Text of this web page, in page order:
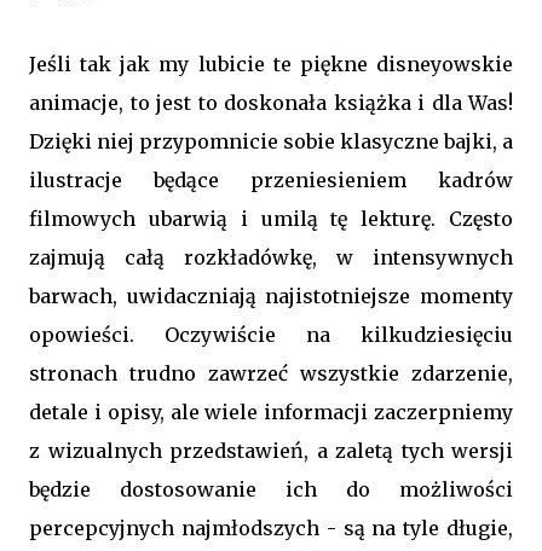
Jeśli tak jak my lubicie te piękne disneyowskie
animacje, to jest to doskonała książka i dla Was!
Dzięki niej przypomnicie sobie klasyczne bajki, a
ilustracje będące przeniesieniem kadrów
filmowych ubarwią i umilą tę lekturę. Często
zajmują całą rozkładówkę, w intensywnych
barwach, uwidaczniają najistotniejsze momenty
opowieści. Oczywiście na kilkudziesięciu
stronach trudno zawrzeć wszystkie zdarzenie,
detale i opisy, ale wiele informacji zaczerpniemy
z wizualnych przedstawień, a zaletą tych wersji
będzie dostosowanie ich do możliwości
percepcyjnych najmłodszych - są na tyle długie,